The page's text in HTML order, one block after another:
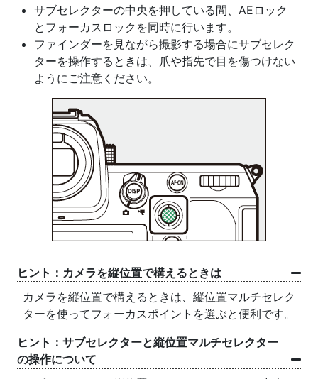
サブセレクターの中央を押している間、AEロック
とフォーカスロックを同時に行います。
ファインダーを見ながら撮影する場合にサブセレク
ターを操作するときは、爪や指先で目を傷つけない
ようにご注意ください。
カメラを縦位置で構えるときは
カメラを縦位置で構えるときは、縦位置マルチセレク
ターを使ってフォーカスポイントを選ぶと便利です。
サブセレクターと縦位置マルチセレクター
の操作について